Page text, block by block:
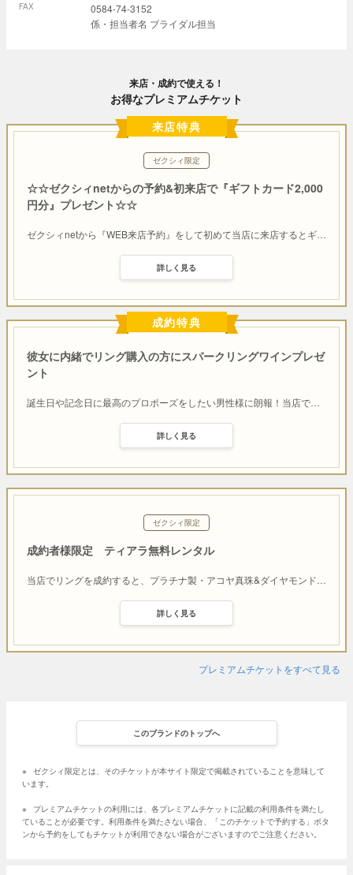
FAX
0584-74-3152
係・担当者名 ブライダル担当
来店・成約で使える！
お得なプレミアムチケット
来店特典
ゼクシィ限定
☆☆ゼクシィnetからの予約&初来店で『ギフトカード2,000
円分』プレゼント☆☆
ゼクシィnetから『WEB来店予約』をして初めて当店に来店するとギ…
詳しく見る
成約特典
彼女に内緒でリング購入の方にスパークリングワインプレゼ
ント
誕生日や記念日に最高のプロポーズをしたい男性様に朗報！当店で…
詳しく見る
ゼクシィ限定
成約者様限定 ティアラ無料レンタル
当店でリングを成約すると、プラチナ製・アコヤ真珠&ダイヤモンド…
詳しく見る
プレミアムチケットをすべて見る
このブランドのトップへ
※ ゼクシィ限定とは、そのチケットが本サイト限定で掲載されていることを意味して
います。
※
プレミアムチケットの利用には、各プレミアムチケットに記載の利用条件を満たし
ていることが必要です。利用条件を満たさない場合、「このチケットで予約する」ボタ
ンから予約をしてもチケットが利用できない場合がございますのでご注意ください。